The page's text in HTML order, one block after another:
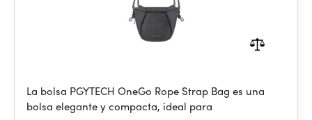
La bolsa PGYTECH OneGo Rope Strap Bag es una
bolsa elegante y compacta, ideal para